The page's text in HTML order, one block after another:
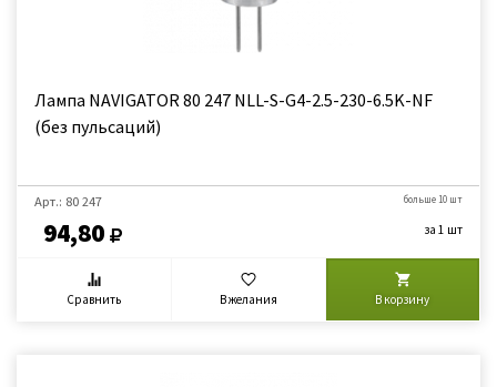
Лампа NAVIGATOR 80 247 NLL-S-G4-2.5-230-6.5K-NF
(без пульсаций)
Арт.: 80 247
94,80
больше 10 шт
за 1 шт
Сравнить В желания В корзину